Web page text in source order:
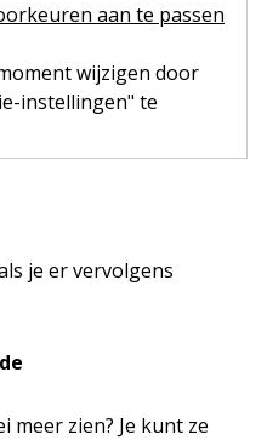
aan te passen
wijzigen door
instellingen" te
je er vervolgens
meer zien? Je kunt ze